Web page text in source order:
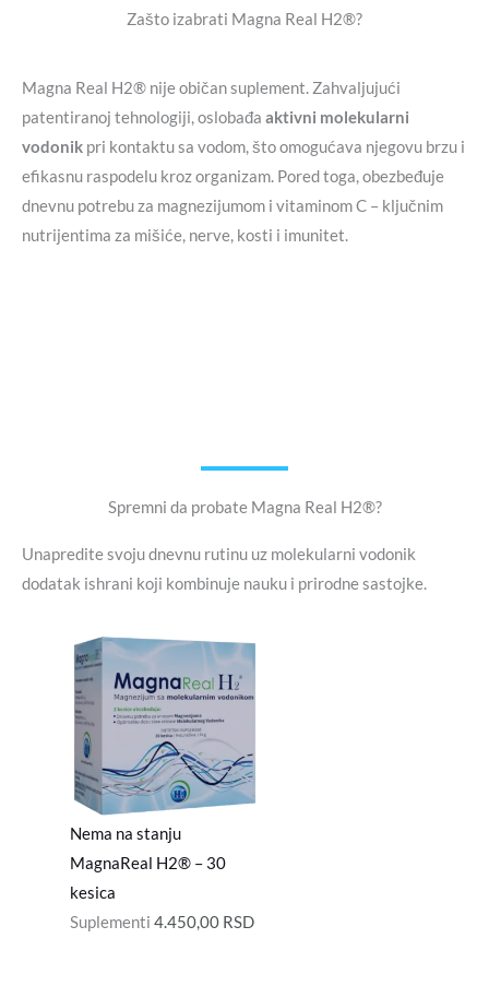
Zašto izabrati Magna Real H2®?
Magna Real H2® nije običan suplement. Zahvaljujući
patentiranoj tehnologiji, oslobađa aktivni molekularni
vodonik pri kontaktu sa vodom, što omogućava njegovu brzu i
efikasnu raspodelu kroz organizam. Pored toga, obezbeđuje
dnevnu potrebu za magnezijumom i vitaminom C – ključnim
nutrijentima za mišiće, nerve, kosti i imunitet.
Spremni da probate Magna Real H2®?
Unapredite svoju dnevnu rutinu uz molekularni vodonik
dodatak ishrani koji kombinuje nauku i prirodne sastojke.
Nema na stanju
MagnaReal H2® – 30
kesica
Suplementi 4.450,00 RSD